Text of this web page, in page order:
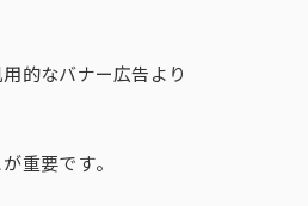
的なバナー広告より
重要です。